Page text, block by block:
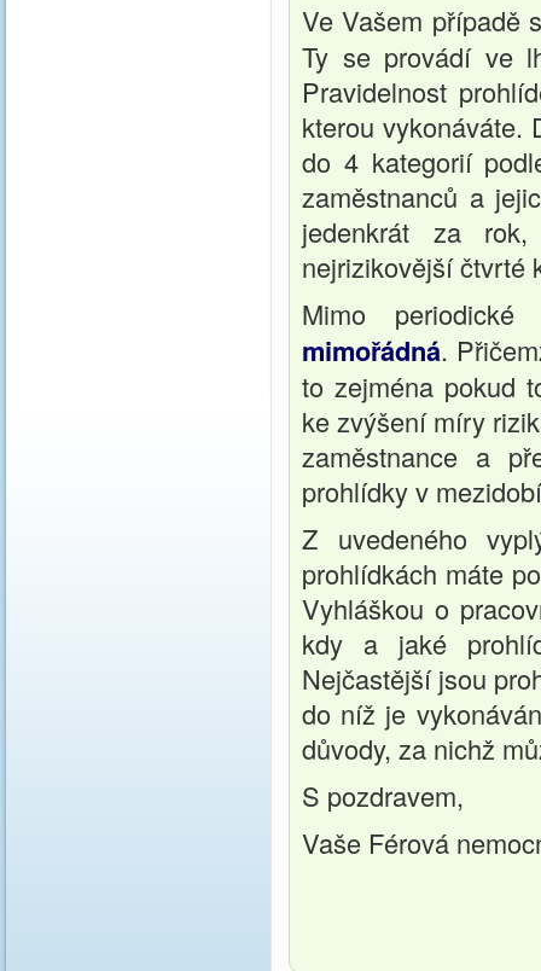
Ve Vašem případě
Ty se provádí ve
Pravidelnost
kterou vykonáváte.
do 4 kategorií
zaměstnanců a
jedenkrát za
nejrizikovější
Mimo
mimořádná.
to zejména pokud
ke zvýšení míry
zaměstnance a
prohlídky v
Z uvedeného
prohlídkách máte
Vyhláškou o
kdy a jaké
Nejčastější jsou
do níž je
důvody, za nichž
S pozdravem,
Vaše Férová